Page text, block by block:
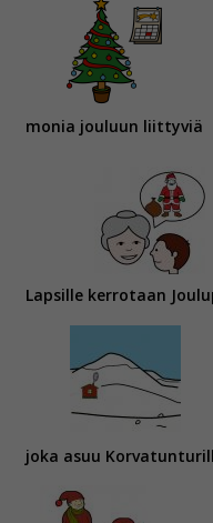
monia jouluun liittyviä
Lapsille kerrotaan
joka asuu